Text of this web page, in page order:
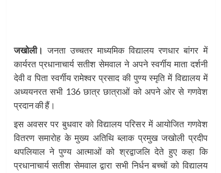
जखोली।जनता उच्चतर माध्यमिक विद्यालय रणधार बांगर में
कार्यरत प्रधानाचार्य सतीश सेमवाल ने अपने स्वर्गीय माता दर्शनी
देवी व पिता स्वर्गीय रामेश्वर प्रसाद की पुण्य स्मृति में विद्यालय में
अध्ययनरत सभी 136 छात्र छात्राओं को अपने ओर से गणवेश
प्रदान की हैं।
इस अवसर पर बुधवार को विद्यालय परिसर में आयोजित गणवेश
वितरण समारोह के मुख्य अतिथि ब्लाक प्रमुख जखोली प्रदीप
थपलियाल ने पुण्य आत्माओं को श्रद्वाजलि देते हुए कहा कि
प्रधानाचार्य सतीश सेमवाल द्वारा सभी निर्धन बच्चों को विद्यालय